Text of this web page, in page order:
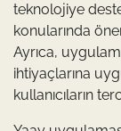
teknolojiye
konularında
Ayrıca,
ihtiyaçlarına
kullanıcıların